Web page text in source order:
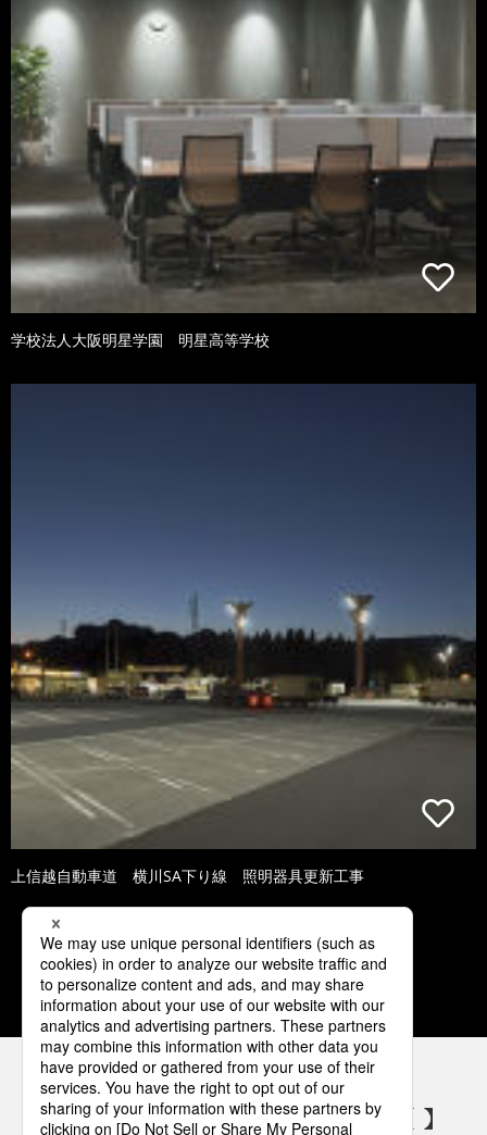
学校法人大阪明星学園 明星高等学校
上信越自動車道 横川SA下り線 照明器具更新工事
1 2 3 4 5
パナソニックの電気設備 SNSアカウント